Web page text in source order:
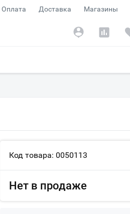
Оплата Доставка Магазины
Код товара: 0050113
Нет в продаже